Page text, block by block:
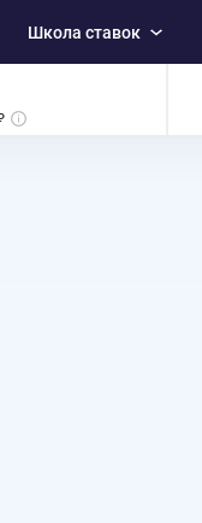
Школа ставок